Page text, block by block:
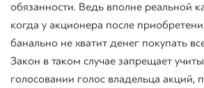
обязанности. Ведь вполне реальной
когда у акционера после
банально не хватит денег покупать
Закон в таком случае запрещает
голосовании голос владельца